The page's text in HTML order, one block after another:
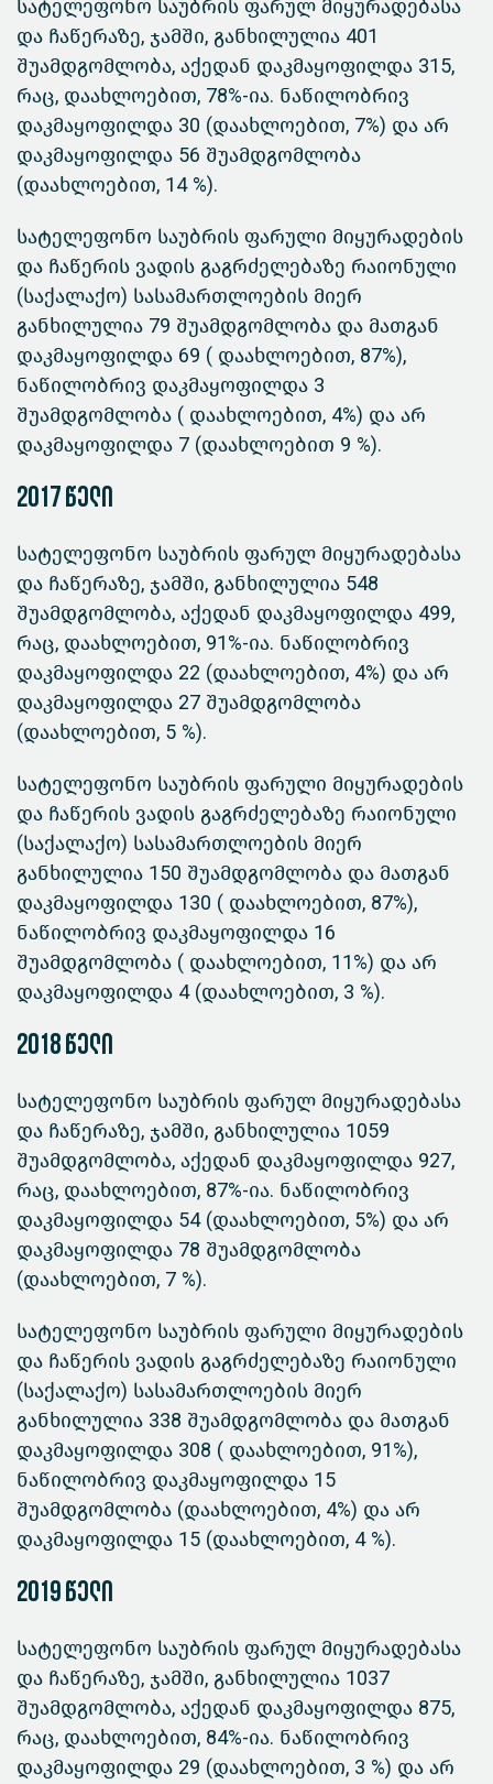
სატელეფონო საუბრის ფარულ მიყურადებასა
და ჩაწერაზე, ჯამში, განხილულია 401
შუამდგომლობა, აქედან დაკმაყოფილდა 315,
რაც, დაახლოებით, 78%-ია. ნაწილობრივ
დაკმაყოფილდა 30 (დაახლოებით, 7%) და არ
დაკმაყოფილდა 56 შუამდგომლობა
(დაახლოებით, 14 %).
სატელეფონო საუბრის ფარული მიყურადების
და ჩაწერის ვადის გაგრძელებაზე რაიონული
(საქალაქო) სასამართლოების მიერ
განხილულია 79 შუამდგომლობა და მათგან
დაკმაყოფილდა 69 ( დაახლოებით, 87%),
ნაწილობრივ დაკმაყოფილდა 3
შუამდგომლობა ( დაახლოებით, 4%) და არ
დაკმაყოფილდა 7 (დაახლოებით 9 %).
2017 წელი
სატელეფონო საუბრის ფარულ მიყურადებასა
და ჩაწერაზე, ჯამში, განხილულია 548
შუამდგომლობა, აქედან დაკმაყოფილდა 499,
რაც, დაახლოებით, 91%-ია. ნაწილობრივ
დაკმაყოფილდა 22 (დაახლოებით, 4%) და არ
დაკმაყოფილდა 27 შუამდგომლობა
(დაახლოებით, 5 %).
სატელეფონო საუბრის ფარული მიყურადების
და ჩაწერის ვადის გაგრძელებაზე რაიონული
(საქალაქო) სასამართლოების მიერ
განხილულია 150 შუამდგომლობა და მათგან
დაკმაყოფილდა 130 ( დაახლოებით, 87%),
ნაწილობრივ დაკმაყოფილდა 16
შუამდგომლობა ( დაახლოებით, 11%) და არ
დაკმაყოფილდა 4 (დაახლოებით, 3 %).
2018 წელი
სატელეფონო საუბრის ფარულ მიყურადებასა
და ჩაწერაზე, ჯამში, განხილულია 1059
შუამდგომლობა, აქედან დაკმაყოფილდა 927,
რაც, დაახლოებით, 87%-ია. ნაწილობრივ
დაკმაყოფილდა 54 (დაახლოებით, 5%) და არ
დაკმაყოფილდა 78 შუამდგომლობა
(დაახლოებით, 7 %).
სატელეფონო საუბრის ფარული მიყურადების
და ჩაწერის ვადის გაგრძელებაზე რაიონული
(საქალაქო) სასამართლოების მიერ
განხილულია 338 შუამდგომლობა და მათგან
დაკმაყოფილდა 308 ( დაახლოებით, 91%),
ნაწილობრივ დაკმაყოფილდა 15
შუამდგომლობა (დაახლოებით, 4%) და არ
დაკმაყოფილდა 15 (დაახლოებით, 4 %).
2019 წელი
სატელეფონო საუბრის ფარულ მიყურადებასა
და ჩაწერაზე, ჯამში, განხილულია 1037
შუამდგომლობა, აქედან დაკმაყოფილდა 875,
რაც, დაახლოებით, 84%-ია. ნაწილობრივ
დაკმაყოფილდა 29 (დაახლოებით, 3 %) და არ